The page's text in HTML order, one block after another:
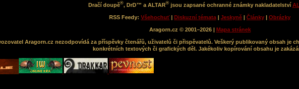
Dračí doupě®, DrD™ a ALTAR®jsou zapsané ochranné známky nakladatelství
RSS Feedy: Všehochuť| Diskuzní témata | Jeskyně | Články | Obrázky
Aragorn.cz © 2001–2026 | Mapa stránek
Aragorn.cz nezodpovídá za příspěvky čtenářů, uživatelů či přispěvatelů. Veškerý publikovaný obsah je
konkrétních textových či grafických děl. Jakékoliv kopírování obsahu je